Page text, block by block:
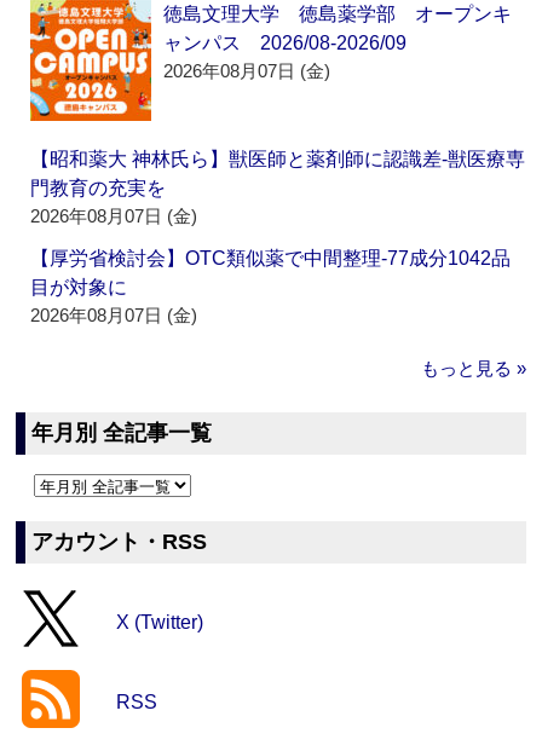
徳島文理大学 徳島薬学部 オープンキ
ャンパス 2026/08-2026/09
2026年08月07日 (金)
【昭和薬大 神林氏ら】獣医師と薬剤師に認識差‐獣医療専
門教育の充実を
2026年08月07日 (金)
【厚労省検討会】OTC類似薬で中間整理‐77成分1042品
目が対象に
2026年08月07日 (金)
もっと見る »
年月別 全記事一覧
アカウント・RSS
X (Twitter)
RSS